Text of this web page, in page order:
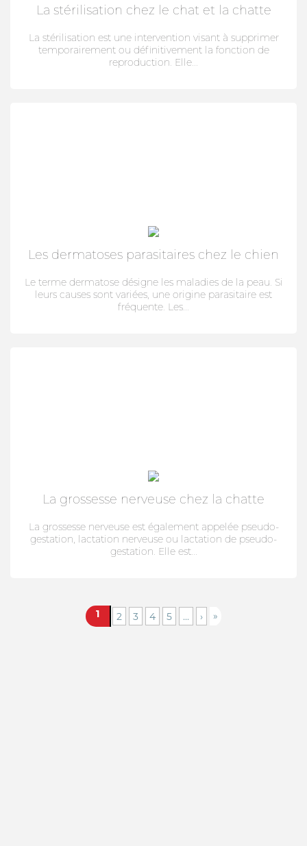
La stérilisation chez le chat et la chatte
La stérilisation est une intervention visant à supprimer
temporairement ou définitivement la fonction de
reproduction. Elle...
Les dermatoses parasitaires chez le chien
Le terme dermatose désigne les maladies de la peau. Si
leurs causes sont variées, une origine parasitaire est
fréquente. Les...
La grossesse nerveuse chez la chatte
La grossesse nerveuse est également appelée pseudo-
gestation, lactation nerveuse ou lactation de pseudo-
gestation. Elle est...
1 2 3 4 5 ... › »